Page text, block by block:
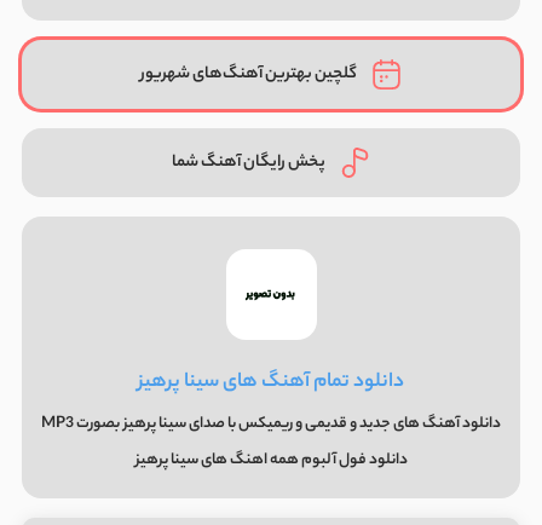
گلچین بهترین آهنگ‌های شهریور
پخش رایگان آهنگ شما
دانلود تمام آهنگ های سینا پرهیز
دانلود آهنگ های جدید و قدیمی و ریمیکس با صدای سینا پرهیز بصورت MP3
دانلود فول آلبوم همه اهنگ های سینا پرهیز